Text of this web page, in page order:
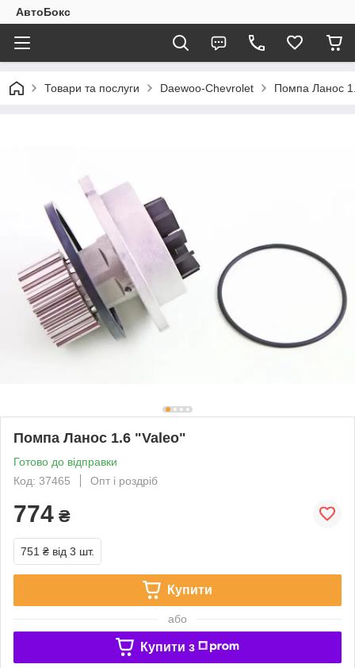
АвтоБокс
Товари та послуги Daewoo-Chevrolet Помпа Ланос
Помпа Ланос 1.6 "Valeo"
Готово до відправки
Код: 37465
Опт і роздріб
774 ₴
751 ₴ від 3 шт.
Купити
або
Купити з